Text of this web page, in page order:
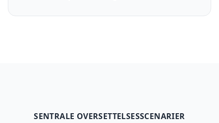
SENTRALE OVERSETTELSESSCENARIER